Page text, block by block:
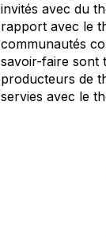
invités avec du
rapport avec le
communautés
savoir-faire sont
producteurs de
servies avec le